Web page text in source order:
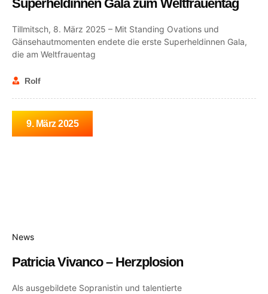
Superheldinnen Gala zum Weltfrauentag
Tillmitsch, 8. März 2025 – Mit Standing Ovations und
Gänsehautmomenten endete die erste Superheldinnen Gala,
die am Weltfrauentag
Rolf
9. März 2025
News
Patricia Vivanco – Herzplosion
Als ausgebildete Sopranistin und talentierte